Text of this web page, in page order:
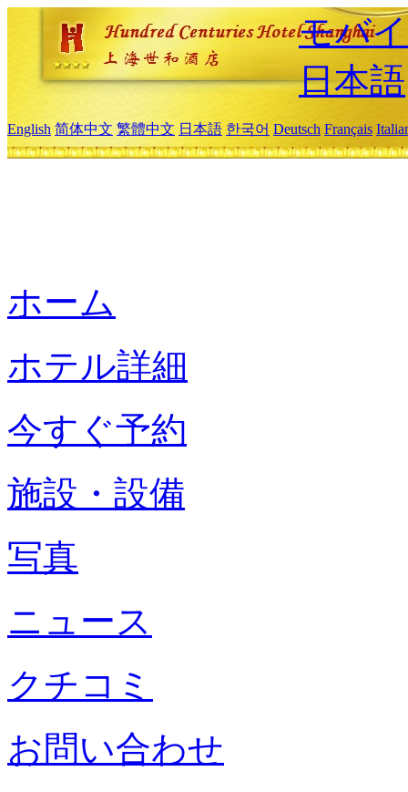
モバ
日本語
English 简体中文 繁體中文 日本語 한국어 Deutsch Français
ホーム
ホテル詳細
今すぐ予約
施設・設備
写真
ニュース
クチコミ
お問い合わせ